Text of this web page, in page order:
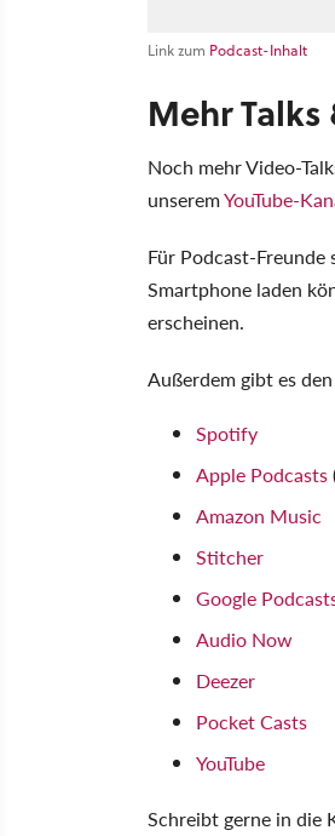
Link zum Podcast-Inhalt
Mehr Talks
Noch mehr Video-
unseremYouTube-
Für Podcast-Freunde
Smartphone laden
erscheinen.
Außerdem gibt es
Spotify
Apple Podcasts
Amazon Music
Stitcher
Google
Audio Now
Deezer
Pocket Casts
YouTube
Schreibt gerne in die